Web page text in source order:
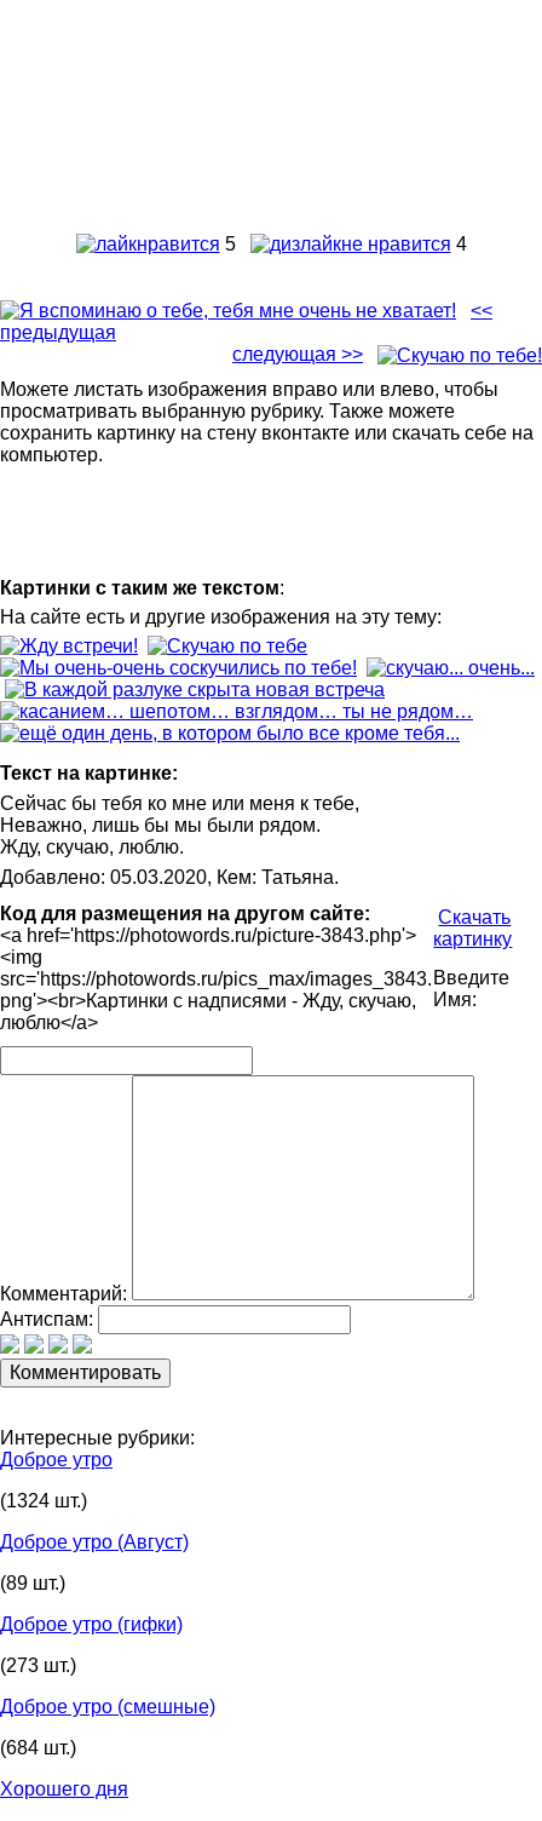
нравится 5 не нравится 4
<<
предыдущая
следующая >>
Можете листать изображения вправо или влево, чтобы
просматривать выбранную рубрику. Также можете
сохранить картинку на стену вконтакте или скачать себе на
компьютер.
Картинки с таким же текстом:
На сайте есть и другие изображения на эту тему:
Текст на картинке:
Сейчас бы тебя ко мне или меня к тебе,
Неважно, лишь бы мы были рядом.
Жду, скучаю, люблю.
Добавлено: 05.03.2020, Кем: Татьяна.
Код для размещения на другом сайте:
<a href='https://photowords.ru/picture-3843.php'>
<img
src='https://photowords.ru/pics_max/images_3843.
png'><br>Картинки с надписями - Жду, скучаю,
люблю</a>
Скачать
картинку
Введите
Имя:
Комментарий:
Антиспам:
Интересные рубрики:
Доброе утро
(1324 шт.)
Доброе утро (Август)
(89 шт.)
Доброе утро (гифки)
(273 шт.)
Доброе утро (смешные)
(684 шт.)
Хорошего дня